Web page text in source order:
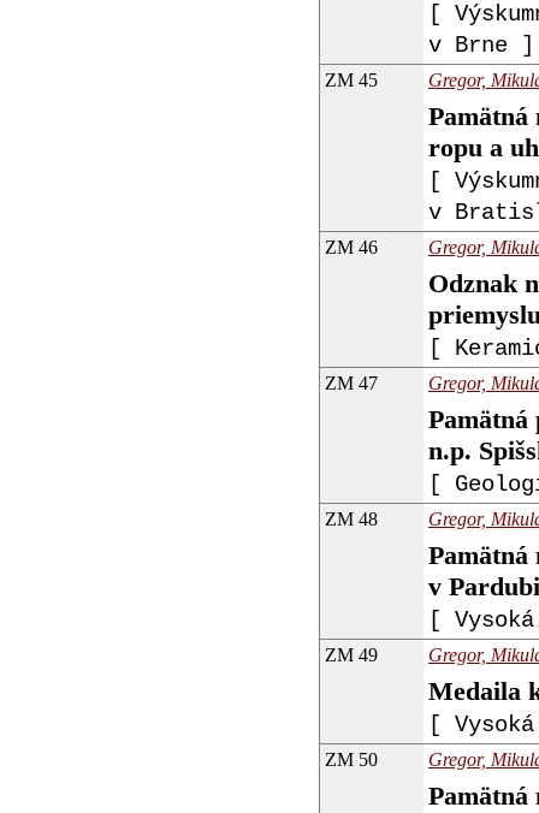
[
v Brne ]
ZM 45 Gregor,
Pamätná
ropu a
[
v
ZM 46 Gregor,
Odznak
[
ZM 47 Gregor,
Pamätná
n.p.
[
ZM 48 Gregor,
Pamätná
v
[
ZM 49 Gregor,
Medaila
[
ZM 50 Gregor,
Pamätná